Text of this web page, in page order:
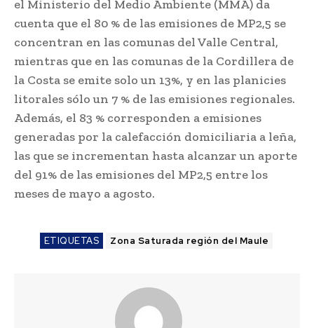
el Ministerio del Medio Ambiente (MMA) da
cuenta que el 80 % de las emisiones de MP2,5 se
concentran en las comunas del Valle Central,
mientras que en las comunas de la Cordillera de
la Costa se emite solo un 13%, y en las planicies
litorales sólo un 7 % de las emisiones regionales.
Además, el 83 % corresponden a emisiones
generadas por la calefacción domiciliaria a leña,
las que se incrementan hasta alcanzar un aporte
del 91% de las emisiones del MP2,5 entre los
meses de mayo a agosto.
ETIQUETAS Zona Saturada región del Maule